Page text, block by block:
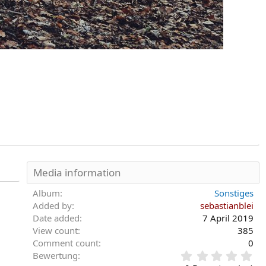
Media information
Album
Sonstiges
Added by
sebastianblei
Date added
7 April 2019
View count
385
Comment count
0
Bewertung